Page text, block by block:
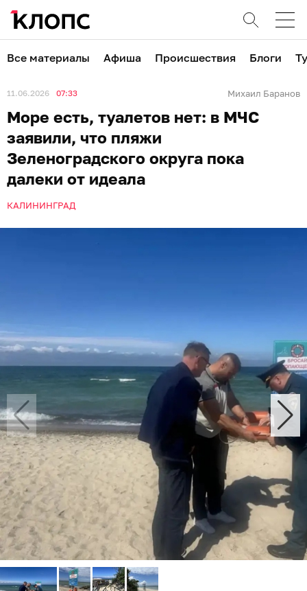
Все материалы Афиша Происшествия Блоги
11.06.2026 07:33 Михаил Баранов
Море есть, туалетов нет: в МЧС
заявили, что пляжи
Зеленоградского округа пока
далеки от идеала
КАЛИНИНГРАД